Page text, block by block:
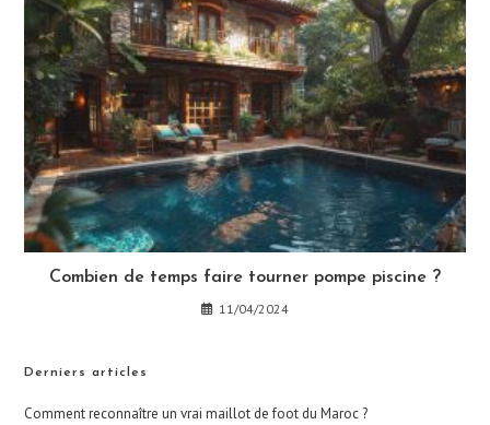
Combien de temps faire tourner pompe piscine ?
11/04/2024
Derniers articles
Comment reconnaître un vrai maillot de foot du Maroc ?